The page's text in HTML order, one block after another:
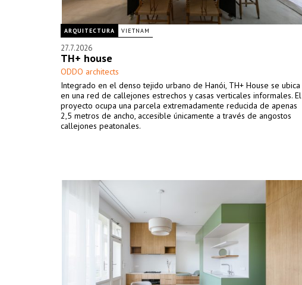
ARQUITECTURA VIETNAM
27.7.2026
TH+ house
ODDO architects
Integrado en el denso tejido urbano de Hanói, TH+ House se ubica
en una red de callejones estrechos y casas verticales informales. El
proyecto ocupa una parcela extremadamente reducida de apenas
2,5 metros de ancho, accesible únicamente a través de angostos
callejones peatonales.